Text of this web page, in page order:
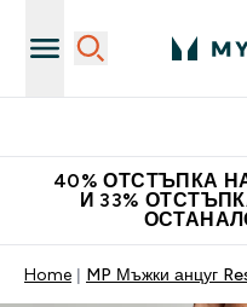
40% ОТСТЪПКА
И 33%
Home MP Мъжки анцуг